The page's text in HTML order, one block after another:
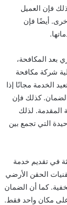
فإن العميل
أيضًا فإن
بعد المكافحة،
شركة مكافحة
الخدمة مجانًا إذا
كذلك فإن
المقدمة. لذلك
التي تجمع بين
في تقديم خدمة
الحقن الأرضي
كما أن الضمان
على مكان واحد فقط.